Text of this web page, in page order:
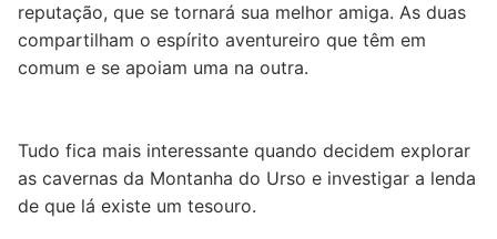
reputação, que se tornará sua melhor amiga. As duas
compartilham o espírito aventureiro que têm em
comum e se apoiam uma na outra.
Tudo fica mais interessante quando decidem explorar
as cavernas da Montanha do Urso e investigar a lenda
de que lá existe um tesouro.